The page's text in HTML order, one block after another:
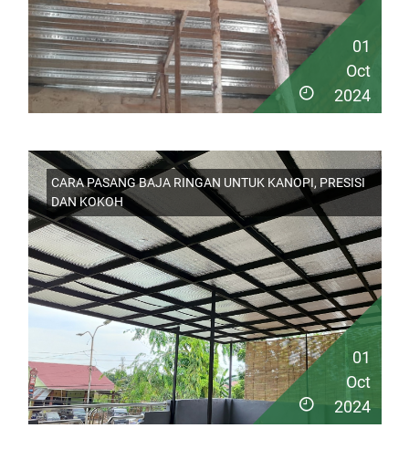
01
Oct
2024
CARA PASANG BAJA RINGAN UNTUK KANOPI, PRESISI
DAN KOKOH
01
Oct
2024